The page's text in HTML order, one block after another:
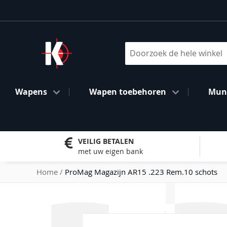
naar
inhoud
Wapens Wapen toebehoren
VEILIG BETALEN
met uw eigen bank
Home ProMag Magazijn AR15 .223 Rem.10 schots